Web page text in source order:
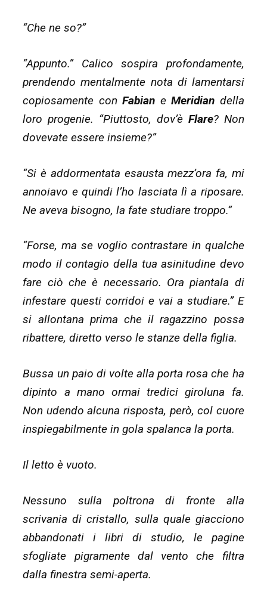
“Che ne so?”
“Appunto.” Calico sospira profondamente,
prendendo mentalmente nota di lamentarsi
copiosamente conFabian eMeridian della
loro progenie. “Piuttosto, dov’è Flare? Non
dovevate essere insieme?”
“Si è addormentata esausta mezz’ora fa, mi
annoiavo e quindi l’ho lasciata lì a riposare.
Ne aveva bisogno, la fate studiare troppo.”
“Forse, ma se voglio contrastare in qualche
modo il contagio della tua asinitudine devo
fare ciò che è necessario. Ora piantala di
infestare questi corridoi e vai a studiare.” E
si allontana prima che il ragazzino possa
ribattere, diretto verso le stanze della figlia.
Bussa un paio di volte alla porta rosa che ha
dipinto a mano ormai tredici giroluna fa.
Non udendo alcuna risposta, però, col cuore
inspiegabilmente in gola spalanca la porta.
Il letto è vuoto.
Nessuno sulla poltrona di fronte alla
scrivania di cristallo, sulla quale giacciono
abbandonati i libri di studio, le pagine
sfogliate pigramente dal vento che filtra
dalla finestra semi-aperta.